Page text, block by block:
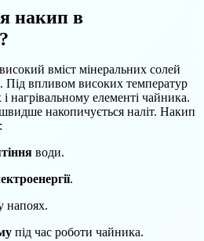
накип в
вміст мінеральних солей
Під впливом високих температур
і нагрівальному елементі чайника.
накопичується наліт. Накип
води.
.
напоях.
під час роботи чайника.